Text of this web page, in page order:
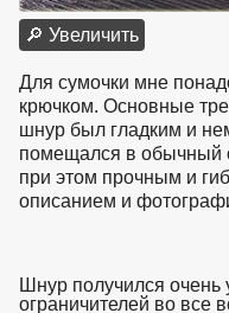
🔎 Увеличить
Для сумочки мне
крючком. Основные
шнур был гладким и
помещался в обычный
при этом прочным и
описанием и
Шнур получился
ограничителей во все